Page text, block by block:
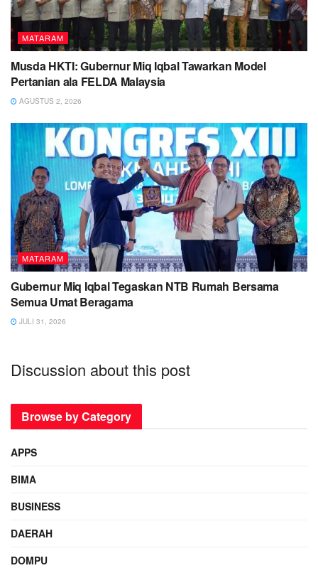
MATARAM
Musda HKTI: Gubernur Miq Iqbal Tawarkan Model
Pertanian ala FELDA Malaysia
AGUSTUS 2, 2026
MATARAM
Gubernur Miq Iqbal Tegaskan NTB Rumah Bersama
Semua Umat Beragama
JULI 31, 2026
Discussion about this post
Browse by Category
APPS
BIMA
BUSINESS
DAERAH
DOMPU